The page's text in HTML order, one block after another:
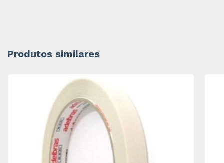
Produtos similares